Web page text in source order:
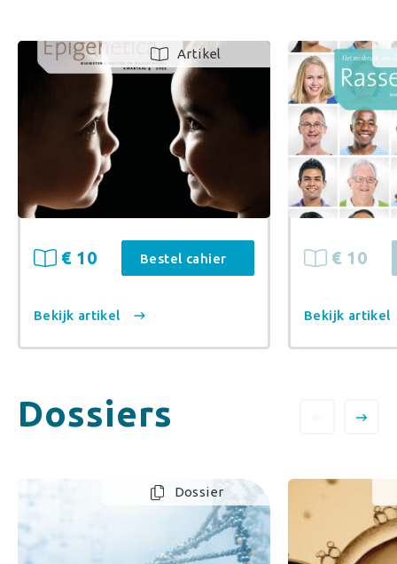
Artikel
€ 10 Bestel cahier
Bekijk artikel
€ 10
Bekijk artikel
Dossiers
Dossier